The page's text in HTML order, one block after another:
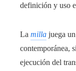
definición y uso
La milla juega
contemporánea,
ejecución del